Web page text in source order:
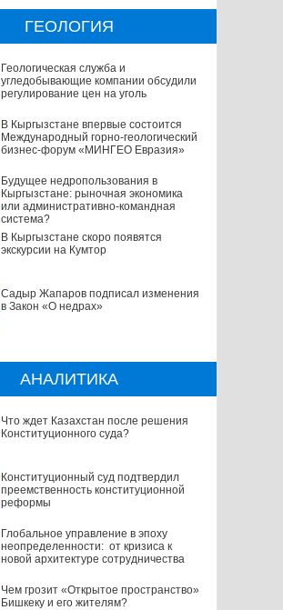
ГЕОЛОГИЯ
Геологическая служба и
угледобывающие компании обсудили
регулирование цен на уголь
В Кыргызстане впервые состоится
Международный горно-геологический
бизнес-форум «МИНГЕО Евразия»
Будущее недропользования в
Кыргызстане: рыночная экономика
или административно-командная
система?
В Кыргызстане скоро появятся
экскурсии на Кумтор
Садыр Жапаров подписал изменения
в Закон «О недрах»
АНАЛИТИКА
Что ждет Казахстан после решения
Конституционного суда?
Конституционный суд подтвердил
преемственность конституционной
реформы
Глобальное управление в эпоху
неопределенности: от кризиса к
новой архитектуре сотрудничества
Чем грозит «Открытое пространство»
Бишкеку и его жителям?